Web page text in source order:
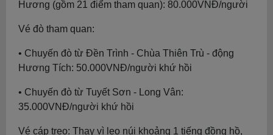
Hương (gồm 21 điểm tham quan): 80.000VNĐ/người
Vé đò tham quan:
• Chuyến đò từ Đền Trình - Chùa Thiên Trù - động
Hương Tích: 50.000VNĐ/người khứ hồi
• Chuyến đò từ Tuyết Sơn - Long Vân:
35.000VNĐ/người khứ hồi
Vé cáp treo: Thay vì leo núi khoảng 1 tiếng đồng hồ,